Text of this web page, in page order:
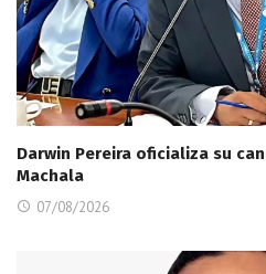
Darwin Pereira oficializa su
Machala
07/08/2026